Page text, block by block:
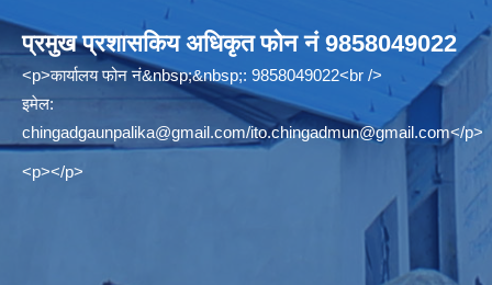
प्रमुख प्रशासकिय अधिकृत फोन नं 9858049022
<p>कार्यालय फोन नं&nbsp;&nbsp;: 9858049022<br />
इमेल:
chingadgaunpalika@gmail.com/ito.chingadmun@gmail.com</p>
<p></p>